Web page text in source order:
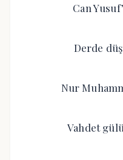
Can
Derde
Nur
Vahdet